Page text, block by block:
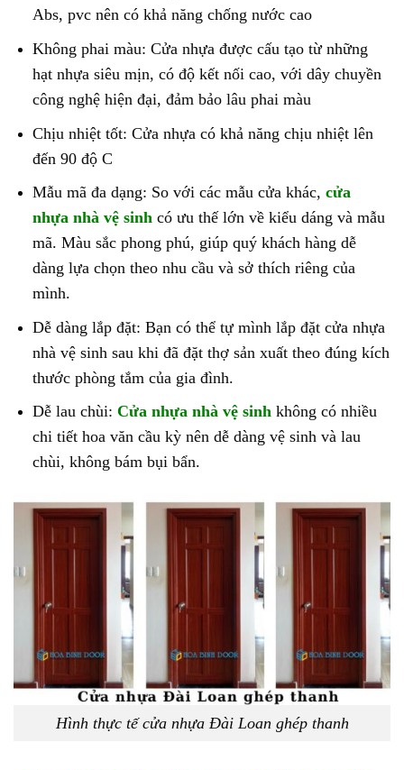
Abs, pvc nên có khả năng chống nước cao
Không phai màu: Cửa nhựa được cấu tạo từ những
hạt nhựa siêu mịn, có độ kết nối cao, với dây chuyền
công nghệ hiện đại, đảm bảo lâu phai màu
Chịu nhiệt tốt: Cửa nhựa có khả năng chịu nhiệt lên
đến 90 độ C
Mẫu mã đa dạng: So với các mẫu cửa khác, cửa
nhựa nhà vệ sinh có ưu thế lớn về kiểu dáng và mẫu
mã. Màu sắc phong phú, giúp quý khách hàng dễ
dàng lựa chọn theo nhu cầu và sở thích riêng của
mình.
Dễ dàng lắp đặt: Bạn có thể tự mình lắp đặt cửa nhựa
nhà vệ sinh sau khi đã đặt thợ sản xuất theo đúng kích
thước phòng tắm của gia đình.
Dễ lau chùi: Cửa nhựa nhà vệ sinhkhông có nhiều
chi tiết hoa văn cầu kỳ nên dễ dàng vệ sinh và lau
chùi, không bám bụi bẩn.
Hình thực tế cửa nhựa Đài Loan ghép thanh